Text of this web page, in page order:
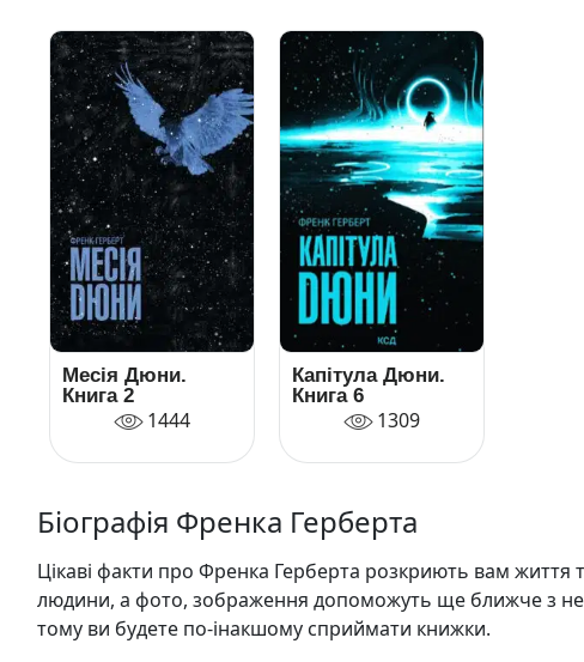
Месія Дюни.
Книга 2
1444
Капітула Дюни.
Книга 6
1309
Біографія Френка Герберта
Цікаві факти про Френка Герберта розкриють вам життя
людини, а фото, зображення допоможуть ще ближче з
тому ви будете по-інакшому сприймати книжки.